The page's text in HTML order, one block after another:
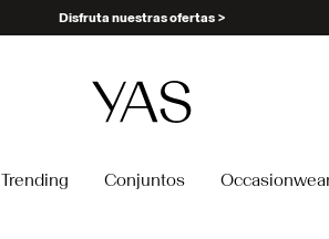
Disfruta nuestras ofertas >
Trending Conjuntos